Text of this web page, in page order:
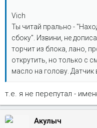
Vich
Ты читай прально -
сбоку". Извини, не
торчит из блока, лано,
открутить, но только с
масло на голову. Датчик
т.е. я не перепутал -
Акулыч